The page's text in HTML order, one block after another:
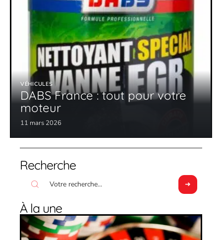
VÉHICULES
DABS France : tout pour votre
moteur
11 mars 2026
Recherche
À la une